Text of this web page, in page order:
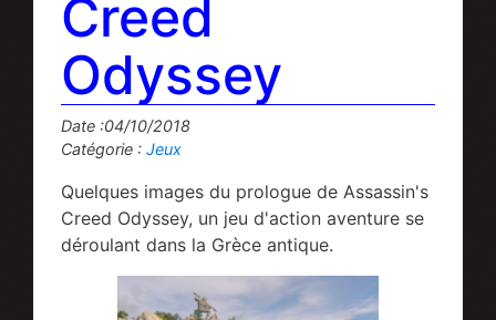
Creed
Odyssey
Date :04/10/2018
Catégorie : Jeux
Quelques images du prologue de Assassin's
Creed Odyssey, un jeu d'action aventure se
déroulant dans la Grèce antique.